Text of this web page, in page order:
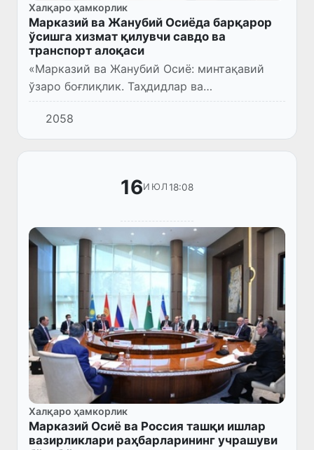
Халқаро ҳамкорлик
Марказий ва Жанубий Осиёда барқарор
ўсишга хизмат қилувчи савдо ва
транспорт алоқаси
«Марказий ва Жанубий Осиё: минтақавий
ўзаро боғлиқлик. Таҳдидлар ва
имкониятлар» юқори даражадаги халқаро
конференция дастури доирасида «Марказий
ва Жанубий Осиёда барқарор ўсишга...
2058
16ИЮЛ 18:08
Халқаро ҳамкорлик
Марказий Осиё ва Россия ташқи ишлар
вазирликлари раҳбарларининг учрашуви